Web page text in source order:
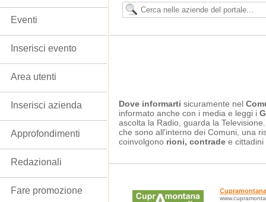
Dove informarti sicuramente nel
informato anche con i media e leggi i
ascolta la Radio, guarda la
che sono all'interno dei Comuni, una
coinvolgono rioni, contrade e cittadini
Eventi
Inserisci evento
Area utenti
Inserisci azienda
Approfondimenti
Redazionali
Fare promozione